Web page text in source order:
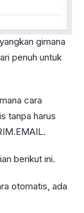
gimana
penuh untuk
cara
tanpa harus
berikut ini.
otomatis, ada